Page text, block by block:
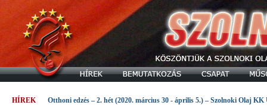
HÍREK Otthoni edzés – 2. hét (2020. március 30 - április 5.) – Szolnoki Olaj KK